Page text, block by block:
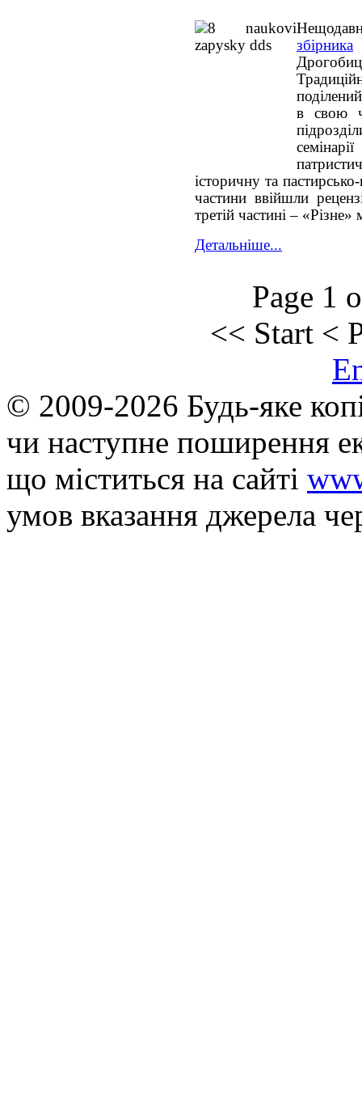
збірника
в свою
історичну та
частини ввійшли
третій частині – «Різне»
Детальніше...
Page 1
<< Start <
© 2009-2026 Будь-яке
чи наступне поширення
що мiститься на сайті
умов вказання джерела